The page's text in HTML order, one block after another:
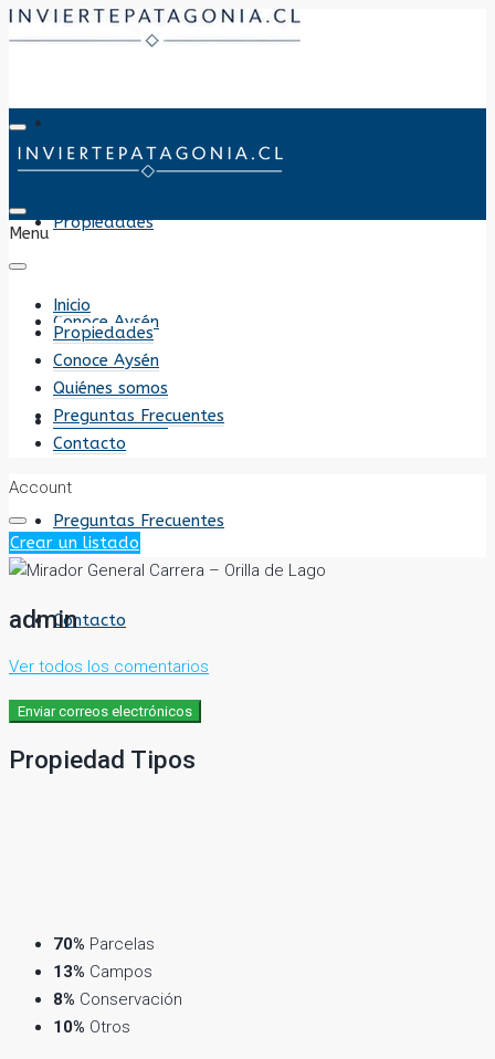
Propiedades
Conoce Aysén
Quiénes somos
Preguntas Frecuentes
Contacto
Menu
Inicio
Propiedades
Conoce Aysén
Quiénes somos
Preguntas Frecuentes
Contacto
Account
Crear un listado
admin
Ver todos los comentarios
Enviar correos electrónicos
Propiedad Tipos
70% Parcelas
13% Campos
8% Conservación
10% Otros